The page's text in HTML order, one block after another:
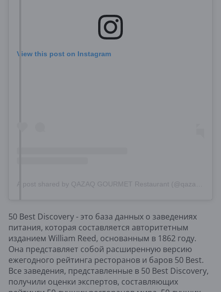
View this post on Instagram
50 Best Discovery - это база данных о заведениях
питания, которая составляется авторитетным
изданием William Reed, основанным в 1862 году.
Она представляет собой расширенную версию
ежегодного рейтинга ресторанов и баров 50 Best.
Все заведения, представленные в 50 Best Discovery,
получили оценки экспертов, составляющих